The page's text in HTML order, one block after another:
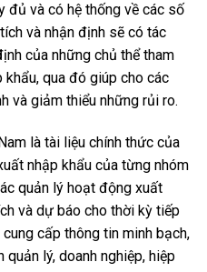
đủ và có hệ thống về các số
và nhận định sẽ có tác
của những chủ thể tham
qua đó giúp cho các
và giảm thiểu những rủi ro.
là tài liệu chính thức của
nhập khẩu của từng nhóm
quản lý hoạt động xuất
và dự báo cho thời kỳ tiếp
cấp thông tin minh bạch,
lý, doanh nghiệp, hiệp